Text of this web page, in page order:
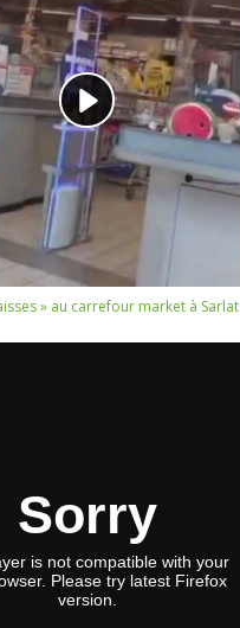
» au carrefour market à Sarlat